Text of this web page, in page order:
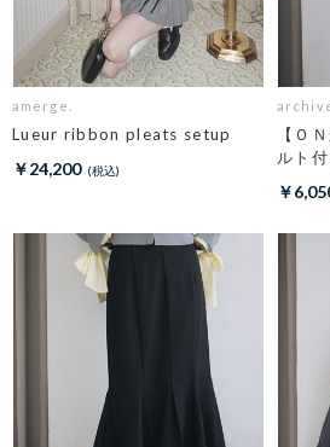
amerge.
Lueur ribbon pleats setup
￥24,200
【Ｏ
ルト
￥